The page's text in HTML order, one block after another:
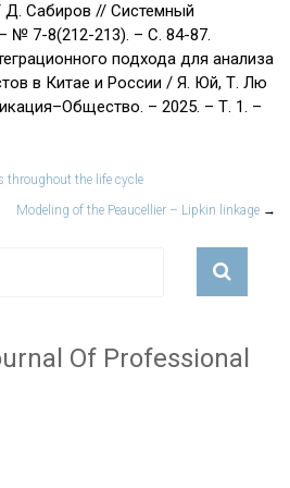
Д. Сабиров // Системный
№ 7-8(212-213). – С. 84-87.
подхода для анализа
в Китае и России / Я. Юй, Т. Лю
– 2025. – Т. 1. –
throughout the life cycle
Modeling of the Peaucellier – Lipkin linkage →
Of Professional